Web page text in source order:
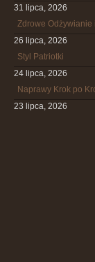
31 lipca, 2026
Zdrowe Odżywianie
26 lipca, 2026
Styl Patriotki
24 lipca, 2026
Naprawy Krok po
23 lipca, 2026